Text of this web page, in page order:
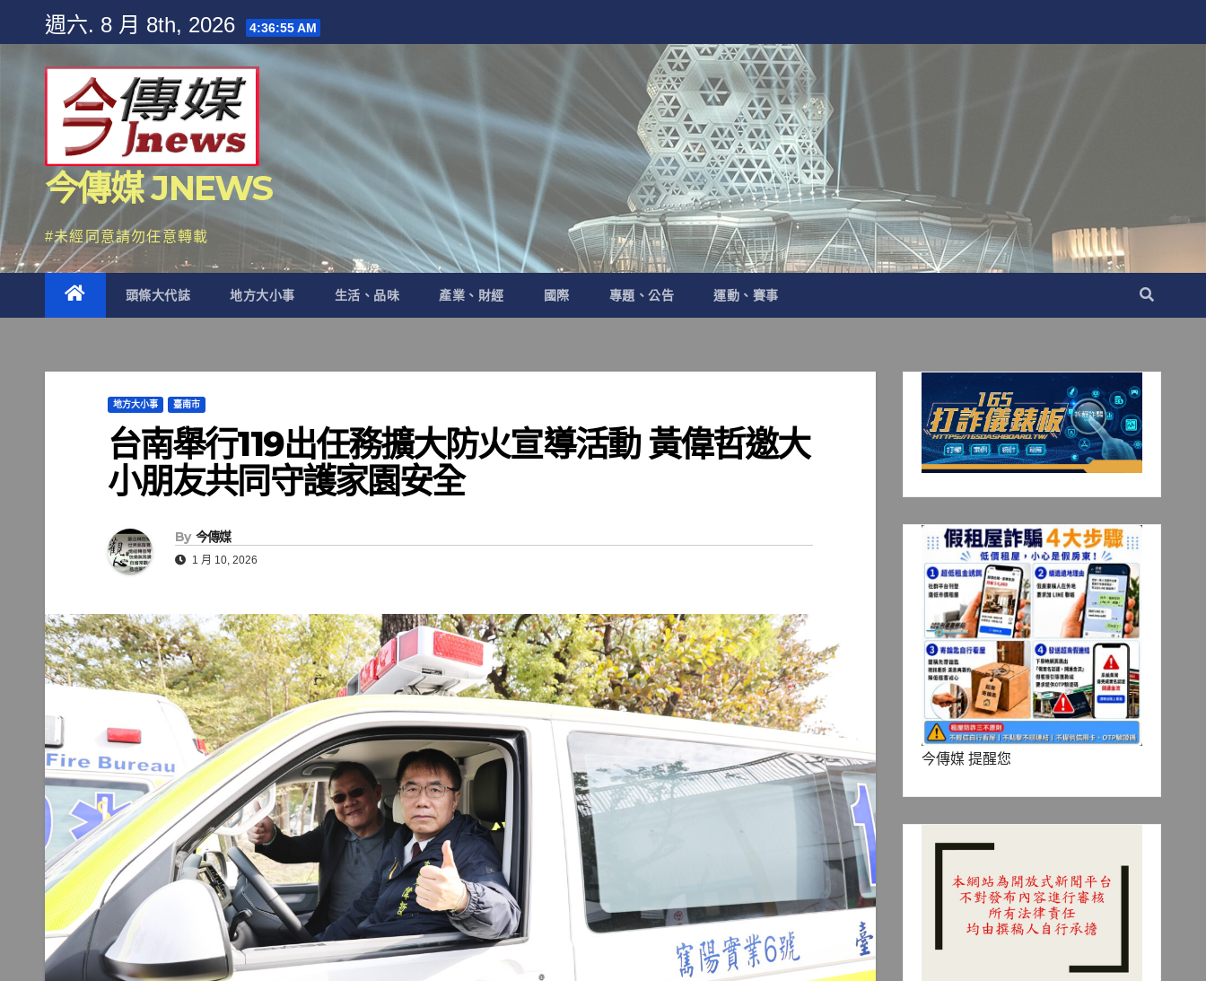
content
週六. 8 月 8th, 2026 4:36:57 AM
今傳媒 JNEWS
#未經同意請勿任意轉載
頭條大代誌 地方大小事 生活、品味 產業、財經 國際 專題、公告 運動、賽事
地方大小事 臺南市
台南舉行119出任務擴大防火宣導活動 黃偉哲邀大
小朋友共同守護家園安全
By 今傳媒
1 月 10, 2026
今傳媒 提醒您